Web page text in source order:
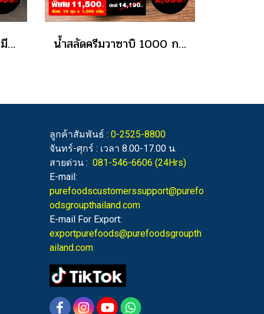
น้ำสลัด ครีมญี่ปุ่น สูตรไม่มีคลอเลสเตอรอล 1000 กรัม 10 ลัง แถม 1 ลัง น้ำสลัดครีมวาซาบิ 1000 กรัม 10 ลัง แถม 1 ลัง
ลูกค้าสัมพันธ์ : 0-2525-8800
จันทร์-ศุกร์ : เวลา 8.00-17.00 น.
สายด่วน : 081-546-6606 (24Hrs)
E-mail:
purefoodscustomerssupport@purefo
odsgroupthailand.com
E-mail For Export:
exportpurefoods@purefoodsgroupth
ailand.com